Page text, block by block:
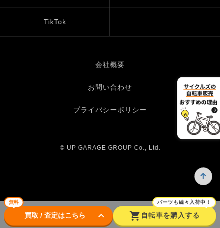
無料
買取 / 査定はこちら keyboard_arrow_down shopping_cart
パーツも続々入荷中！
自転車を購入する
TikTok
会社概要
お問い合わせ
プライバシーポリシー
© UP GARAGE GROUP Co., Ltd.